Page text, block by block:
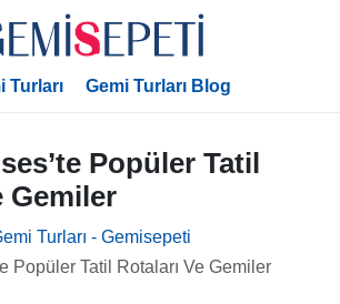
Turları Gemi Turları Blog
Popüler Tatil
Gemiler
Turları - Gemisepeti
Popüler Tatil Rotaları Ve Gemiler